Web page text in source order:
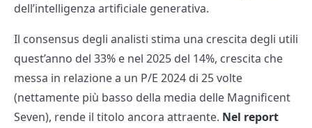
dell’intelligenza artificiale generativa.
Il consensus degli analisti stima una crescita degli utili
quest’anno del 33% e nel 2025 del 14%, crescita che
messa in relazione a un P/E 2024 di 25 volte
(nettamente più basso della media delle Magnificent
Seven), rende il titolo ancora attraente. Nel report